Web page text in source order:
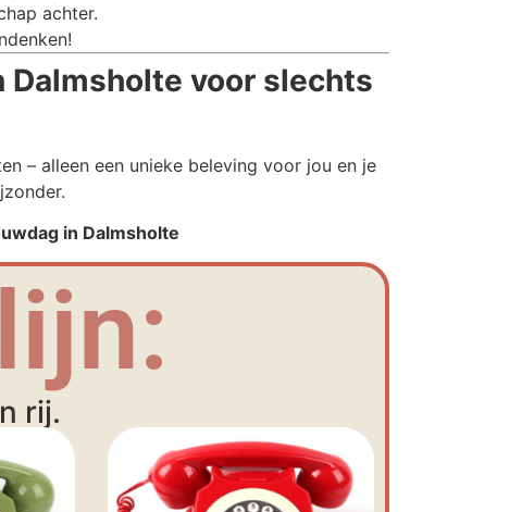
achter.
Dalmsholte voor slechts
– alleen een unieke beleving voor jou en je
in Dalmsholte
rij.